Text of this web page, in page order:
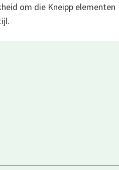
om die Kneipp elementen